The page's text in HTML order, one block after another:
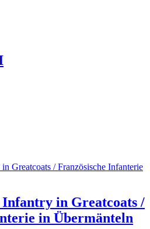
Infantry in Greatcoats /
in Übermänteln